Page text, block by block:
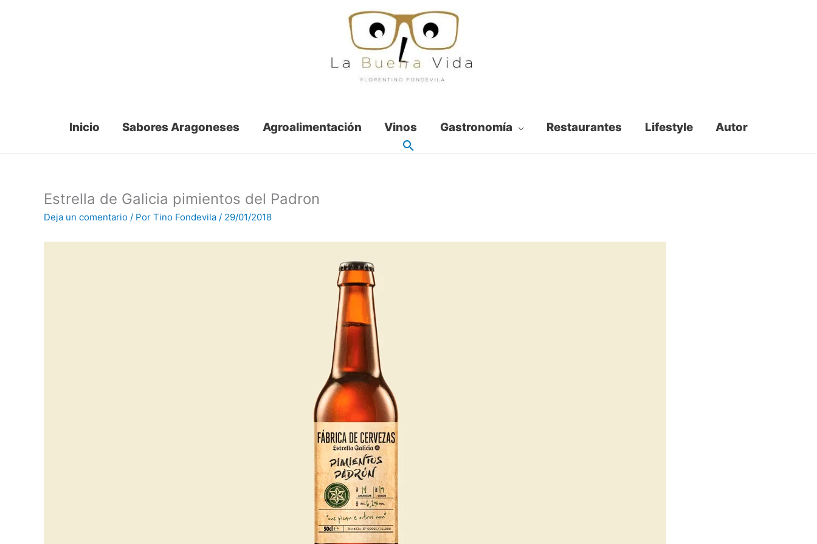
Inicio Sabores Aragoneses Agroalimentación Vinos Gastronomía Restaurantes Lifestyle Autor
Estrella de Galicia pimientos del Padron
Deja un comentario / Por Tino Fondevila / 29/01/2018